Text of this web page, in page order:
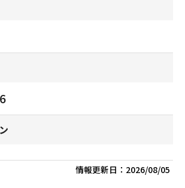
情報更新日： 2026/08/05